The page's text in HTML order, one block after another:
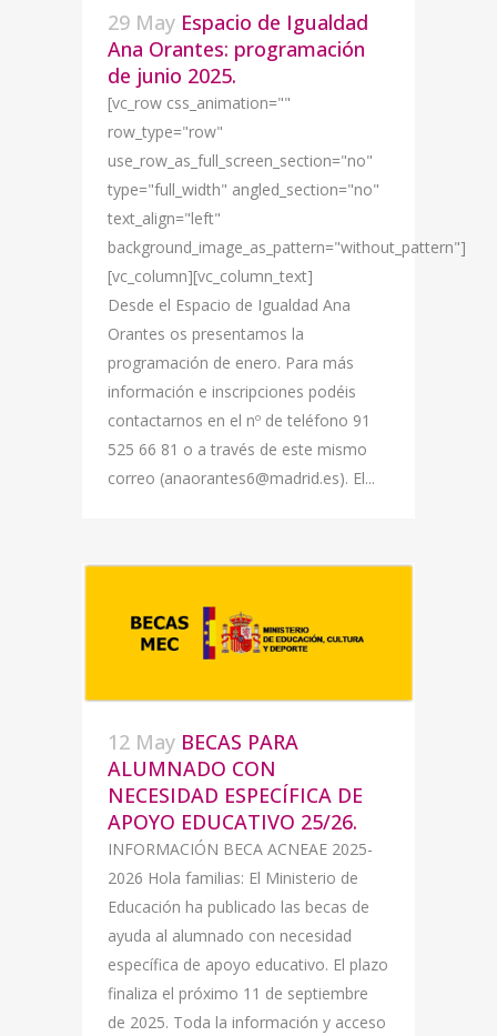
29 May Espacio de Igualdad
Ana Orantes: programación
de junio 2025.
[vc_row css_animation=""
row_type="row"
use_row_as_full_screen_section="no"
type="full_width" angled_section="no"
text_align="left"
background_image_as_pattern="without_pattern"]
[vc_column][vc_column_text]
Desde el Espacio de Igualdad Ana
Orantes os presentamos la
programación de enero. Para más
información e inscripciones podéis
contactarnos en el nº de teléfono 91
525 66 81 o a través de este mismo
correo (anaorantes6@madrid.es). El...
12 May BECAS PARA
ALUMNADO CON
NECESIDAD ESPECÍFICA DE
APOYO EDUCATIVO 25/26.
INFORMACIÓN BECA ACNEAE 2025-
2026 Hola familias: El Ministerio de
Educación ha publicado las becas de
ayuda al alumnado con necesidad
específica de apoyo educativo. El plazo
finaliza el próximo 11 de septiembre
de 2025. Toda la información y acceso